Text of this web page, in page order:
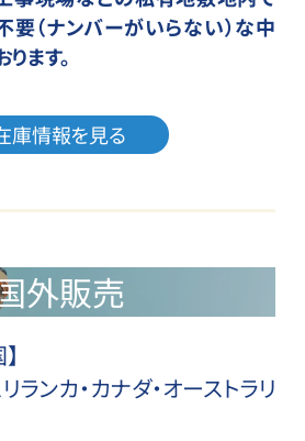
要（ナンバーがいらない）な中
ます。
庫情報を見る
外販売
ランカ・カナダ・オーストラリ